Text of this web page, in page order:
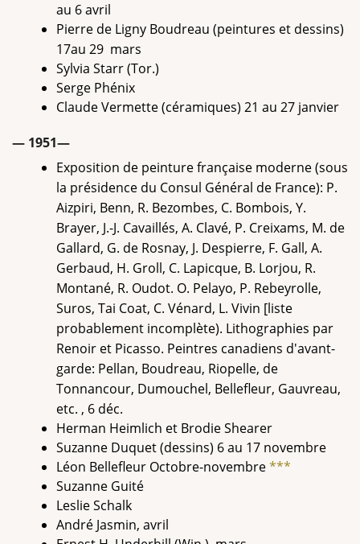
au 6 avril
Pierre de Ligny Boudreau (peintures et dessins)
17au 29 mars
Sylvia Starr (Tor.)
Serge Phénix
Claude Vermette (céramiques) 21 au 27 janvier
— 1951—
Exposition de peinture française moderne (sous
la présidence du Consul Général de France): P.
Aizpiri, Benn, R. Bezombes, C. Bombois, Y.
Brayer, J.-J. Cavaillés, A. Clavé, P. Creixams, M. de
Gallard, G. de Rosnay, J. Despierre, F. Gall, A.
Gerbaud, H. Groll, C. Lapicque, B. Lorjou, R.
Montané, R. Oudot. O. Pelayo, P. Rebeyrolle,
Suros, Tai Coat, C. Vénard, L. Vivin [liste
probablement incomplète). Lithographies par
Renoir et Picasso. Peintres canadiens d'avant-
garde: Pellan, Boudreau, Riopelle, de
Tonnancour, Dumouchel, Bellefleur, Gauvreau,
etc. , 6 déc.
Herman Heimlich et Brodie Shearer
Suzanne Duquet (dessins) 6 au 17 novembre
Léon Bellefleur Octobre-novembre***
Suzanne Guité
Leslie Schalk
André Jasmin, avril